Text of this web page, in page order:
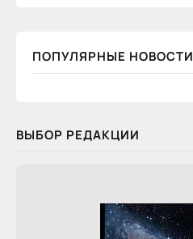
ПОПУЛЯРНЫЕ НОВОСТИ
ВЫБОР РЕДАКЦИИ